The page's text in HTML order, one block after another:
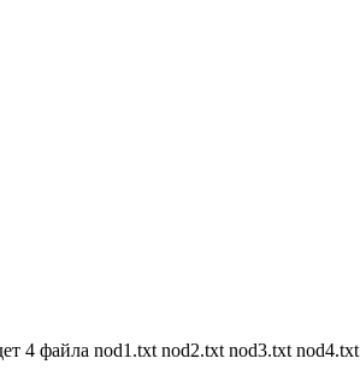
4 файла nod1.txt nod2.txt nod3.txt nod4.txt